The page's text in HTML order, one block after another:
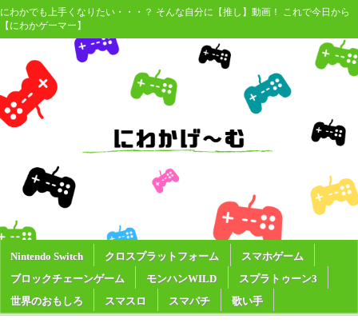
にわかでも上手くなりたい・・・？ そんな自分に【推し】動画！ これで今日から
【にわかゲーマー】
Nintendo Switch クロスプラットフォーム
スマホゲーム
ブロックチェーンゲーム
モンハンWILD
スプラトゥーン3
世界のおもしろ
スマスロ スマパチ 歌い手